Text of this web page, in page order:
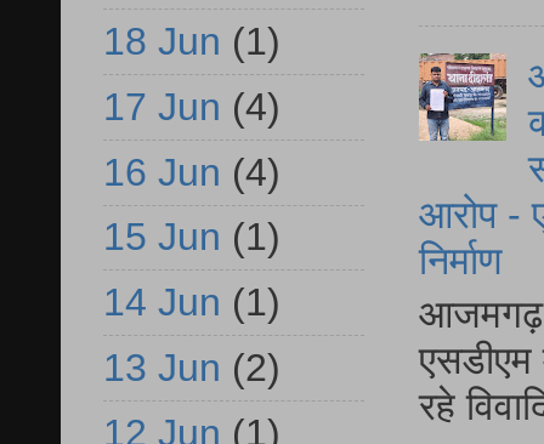
आरोप -
निर्माण
आजमगढ़
एसडीएम
रहे
18 Jun (1)
17 Jun (4)
16 Jun (4)
15 Jun (1)
14 Jun (1)
13 Jun (2)
12 Jun (1)